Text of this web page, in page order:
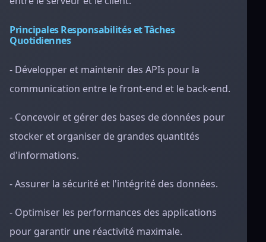
Principales Responsabilités et Tâches
Quotidiennes
- Développer et maintenir des APIs pour la
communication entre le front-end et le back-end.
- Concevoir et gérer des bases de données pour
stocker et organiser de grandes quantités
d'informations.
- Assurer la sécurité et l'intégrité des données.
- Optimiser les performances des applications
pour garantir une réactivité maximale.